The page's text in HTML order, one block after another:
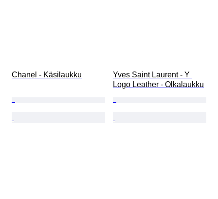
Chanel - Käsilaukku
Yves Saint Laurent - Y
Logo Leather - Olkalaukku